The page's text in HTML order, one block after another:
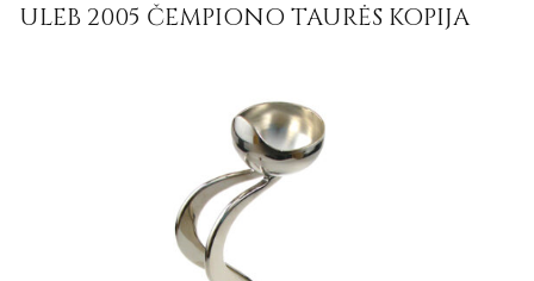
ULEB 2005 ČEMPIONO TAURĖS KOPIJA